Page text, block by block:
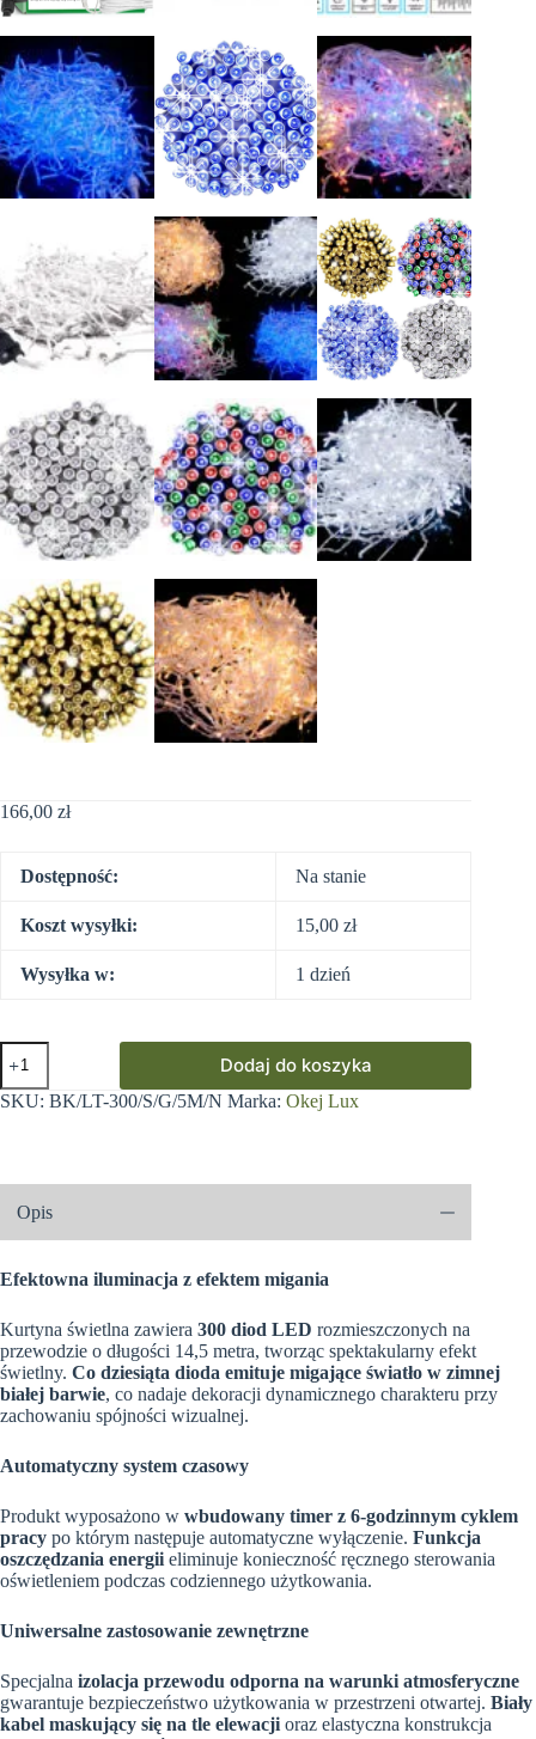
166,00 zł
Dostępność: Na stanie
Koszt wysyłki: 15,00 zł
Wysyłka w: 1 dzień
ilość
Sople
LED
Oświetlenie
LED
-
Niebieski
Dodaj do koszyka
SKU: BK/LT-300/S/G/5M/N Marka: Okej Lux
Opis
Efektowna iluminacja z efektem migania
Kurtyna świetlna zawiera 300 diod LED rozmieszczonych na
przewodzie o długości 14,5 metra, tworząc spektakularny efekt
świetlny. Co dziesiąta dioda emituje migające światło w zimnej
białej barwie, co nadaje dekoracji dynamicznego charakteru przy
zachowaniu spójności wizualnej.
Automatyczny system czasowy
Produkt wyposażono w wbudowany timer z 6-godzinnym cyklem
pracy po którym następuje automatyczne wyłączenie. Funkcja
oszczędzania energii eliminuje konieczność ręcznego sterowania
oświetleniem podczas codziennego użytkowania.
Uniwersalne zastosowanie zewnętrzne
Specjalna izolacja przewodu odporna na warunki atmosferyczne
gwarantuje bezpieczeństwo użytkowania w przestrzeni otwartej. Biały
kabel maskujący się na tle elewacji oraz elastyczna konstrukcja